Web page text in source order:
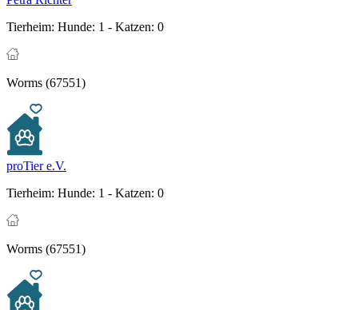
Tierheim: Hunde: 1 - Katzen: 0
Worms (67551)
proTier e.V.
Tierheim: Hunde: 1 - Katzen: 0
Worms (67551)